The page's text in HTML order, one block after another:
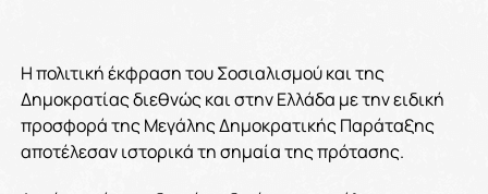
Η πολιτική έκφραση του Σοσιαλισμού και της
Δημοκρατίας διεθνώς και στην Ελλάδα με την ειδική
προσφορά της Μεγάλης Δημοκρατικής Παράταξης
αποτέλεσαν ιστορικά τη σημαία της πρότασης.